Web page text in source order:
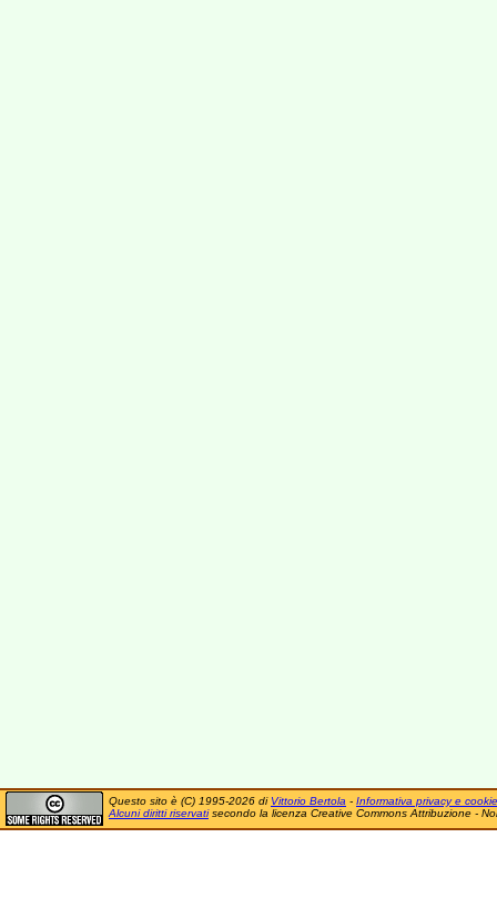
Questo sito è (C) 1995-2026 di Vittorio Bertola - Informativa privacy e cookie
Alcuni diritti riservatisecondo la licenza Creative Commons Attribuzione -